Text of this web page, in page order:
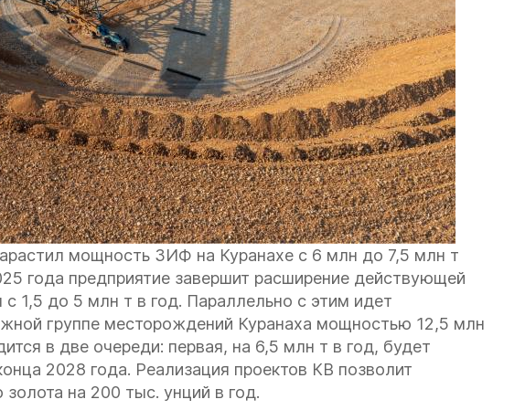
мощность ЗИФ на Куранахе с 6 млн до 7,5 млн т
года предприятие завершит расширение действующей
1,5 до 5 млн т в год. Параллельно с этим идет
группе месторождений Куранаха мощностью 12,5 млн
в две очереди: первая, на 6,5 млн т в год, будет
2028 года. Реализация проектов КВ позволит
на 200 тыс. унций в год.